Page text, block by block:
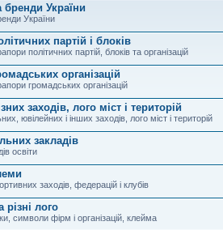
України
України
партій і блоків
політичних партій, блоків та організацій
організацій
громадських організацій
заходів, лого міст і територій
ювілейних і інших заходів, лого міст і територій
закладів
освіти
заходів, федерацій і клубів
різні лого
символи фірм і організацій, клейма